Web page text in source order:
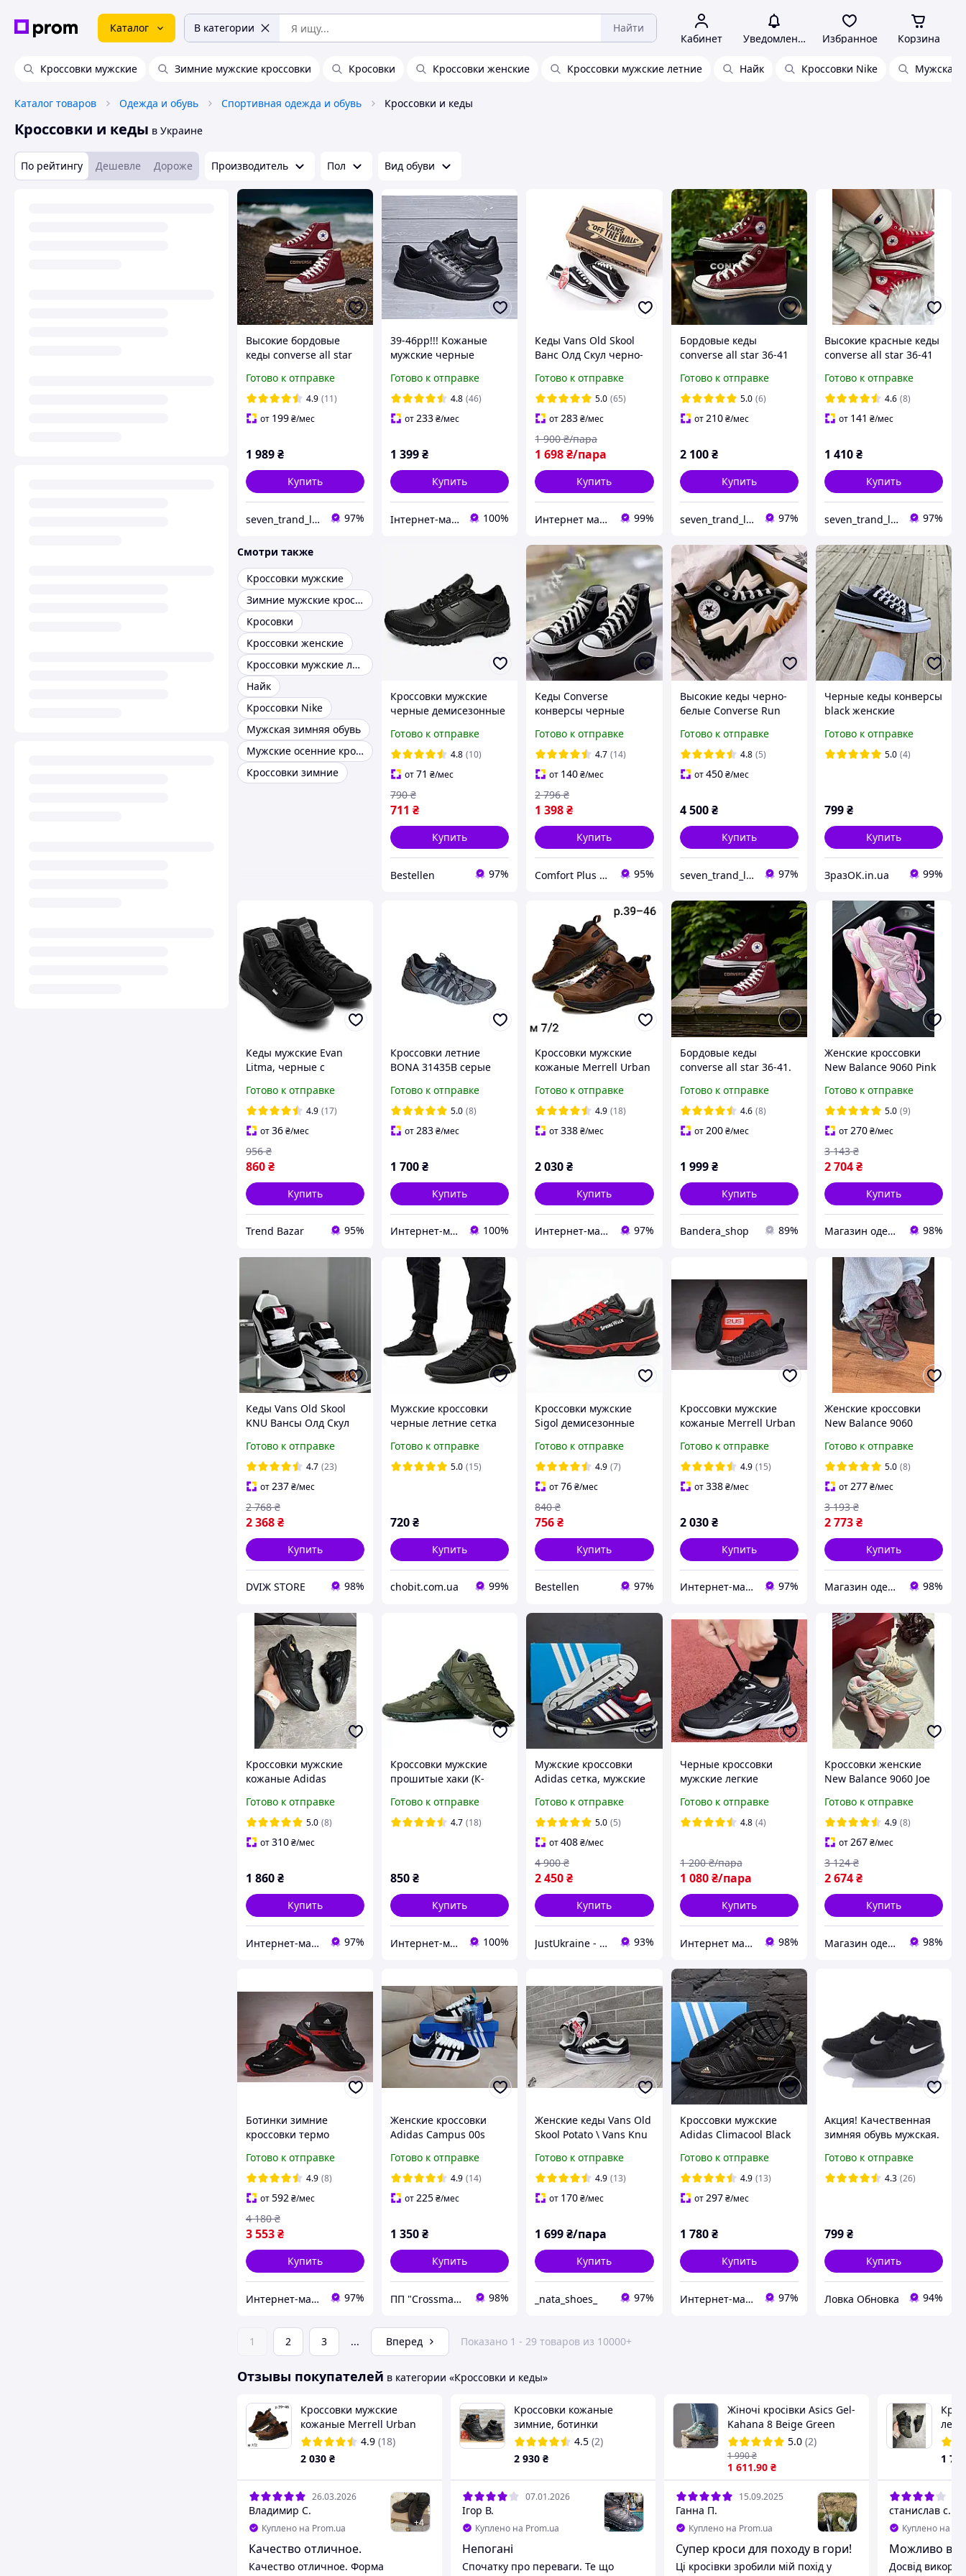
Каталог В категории Найти
Кабинет Уведомления Избранное Корзина
Кроссовки мужские Зимние мужские кроссовки Кросовки Кроссовки женские Кроссовки мужские летние Найк Кроссовки Nike Мужская
Каталог товаров Одежда и обувь Спортивная одежда и обувь Кроссовки и кеды
Кроссовки и кеды в Украине
По рейтингу Дешевле Дороже Производитель Пол Вид обуви
Высокие бордовые
кеды converse all star
Готово к отправке
4.9 (11)
от 199₴/мес
1 989₴
Купить
seven_trand_look 97%
39-46рр!!! Кожаные
мужские черные
кроссовки!!!
Готово к отправке
4.8 (46)
от233₴/мес
1 399₴
Купить
Інтернет-магазин взуття "Мінімалочка" 100%
Кеды Vans Old Skool
Ванс Олд Скул черно-
женские подростковые
Готово к отправке
5.0 (65)
от283₴/мес
1 698₴/пара
1 900 ₴/пара
Купить
Интернет магазин одежды и обуви " Rare " 99%
Бордовые кеды
converse all star 36-41
Высокие кеды
бордовые
Готово к отправке
5.0 (6)
от210 ₴/мес
2 100 ₴
Купить
seven_trand_look 97%
Высокие красные кеды
converse all star 36-41
Готово к отправке
4.6 (8)
от 141 ₴/мес
1 410₴
Купить
seven_trand_look 97%
Смотри также
Кроссовки мужские
Зимние мужские кроссовки
Кросовки
Кроссовки женские
Кроссовки мужские летние
Найк
Кроссовки Nike
Мужская зимняя обувь
Мужские осенние кроссовки
Кроссовки зимние
Кроссовки мужские
черные демисезонные
Готово к отправке
4.8 (10)
от71 ₴/мес
711 ₴
790 ₴
Купить
Bestellen 97%
Кеды Converse
конверсы черные
Converse мужские и
женские черно белые
36-41 размер
Готово к отправке
4.7 (14)
от 140₴/мес
1 398₴
2 796 ₴
Купить
Comfort Plus - Интенет-магазин Термобелья 95%
Высокие кеды черно-
белые Converse Run
унисекс 36-41
Готово к отправке
4.8 (5)
от450 ₴/мес
4 500 ₴
Купить
seven_trand_look 97%
Черные кеды конверсы
black женские
тканевые летние
текстиль
Готово к отправке
5.0 (4)
799₴
Купить
ЗразОК.in.ua 99%
Кеды мужские Evan
Litma, черные с
Готово к отправке
4.9 (17)
от36₴/мес
860₴
956 ₴
Купить
Trend Bazar 95%
Кроссовки летние
BONA 31435B серые
Готово к отправке
5.0 (8)
от283₴/мес
1 700₴
Купить
Интернет-магазин "Престиж" 100%
Кроссовки мужские
кожаные Merrell Urban
Готово к отправке
4.9 (18)
от338₴/мес
2 030₴
Купить
Интернет-магазин «Step Master» 97%
Бордовые кеды
converse all star 36-41.
-100 грн
Готово к отправке
4.6 (8)
от 200 ₴/мес
1 999 ₴
Купить
Bandera_shop 89%
Женские кроссовки
New Balance 9060 Pink
9060 розовые замша с
потертостями для
девушек
Готово к отправке
5.0 (9)
от 270₴/мес
2 704₴
3 143 ₴
Купить
Магазин одежды обуви и топовых товаров 98%
Кеды Vans Old Skool
KNU Вансы Олд Скул
черно-белые замша
демисезон дутые
Готово к отправке
4.7 (23)
от237₴/мес
2 368₴
2 768 ₴
Купить
DVIЖ STORE 98%
Мужские кроссовки
черные летние сетка
Готово к отправке
5.0 (15)
720₴
Купить
chobit.com.ua 99%
Кроссовки мужские
Sigol демиcезонные
Готово к отправке
4.9 (7)
от76₴/мес
756₴
840 ₴
Купить
Bestellen 97%
Кроссовки мужские
кожаные Merrell Urban
Готово к отправке
4.9 (15)
от338 ₴/мес
2 030 ₴
Купить
Интернет-магазин «Step Master» 97%
Женские кроссовки
New Balance 9060
Беланс 9060 трюфель
замша сетка унисекс
Готово к отправке
5.0 (8)
от277₴/мес
2 773₴
3 193 ₴
Купить
Магазин одежды обуви и топовых товаров 98%
Кроссовки мужские
кожаные Adidas
Готово к отправке
5.0 (8)
от310₴/мес
1 860₴
Купить
Интернет-магазин «Step Master» 97%
Кроссовки мужские
прошитые хаки (К-
Готово к отправке
4.7 (18)
850₴
Купить
Интернет-магазин "На складе" 100%
Мужские кроссовки
Adidas сетка, мужские
кроссовки, мужские
повседневные
кроссовки Адидас
Готово к отправке
5.0 (5)
от408₴/мес
2 450₴
4 900 ₴
Купить
JustUkraine - интернет магазин мужской и женской обуви 93%
Черные кроссовки
мужские легкие
мужские кроссовки
осень
Готово к отправке
4.8 (4)
1 080 ₴/пара
1 200 ₴/пара
Купить
Интернет магазин Семицвет 98%
Кроссовки женские
New Balance 9060 Joe
Voices Baby Shower
Blue Нью Баланс 9060
Джо Войс женские
замша
Готово к отправке
4.9 (8)
от267₴/мес
2 674₴
3 124 ₴
Купить
Магазин одежды обуви и топовых товаров 98%
Ботинки зимние
кроссовки термо
Gore-Tex
Готово к отправке
4.9 (8)
от592₴/мес
3 553₴
4 180 ₴
Купить
Интернет-магазин «Step Master» 97%
Женские кроссовки
Adidas Campus 00s
Готово к отправке
4.9 (14)
от225₴/мес
1 350₴
Купить
ПП "Crossmaster" 98%
Женские кеды Vans Old
Skool Potato \ Vans Knu
40
Готово к отправке
4.9 (13)
от 170₴/мес
1 699₴/пара
Купить
_nata_shoes_ 97%
Кроссовки мужские
Adidas Climaсool Black
Готово к отправке
4.9 (13)
от297 ₴/мес
1 780 ₴
Купить
Интернет-магазин «Step Master» 97%
Акция! Качественная
зимняя обувь мужская.
ботинки, кроссовки,
Готово к отправке
4.3 (26)
799₴
Купить
Ловка Обновка 94%
1 2 3 ... Вперед Показано 1 - 29 товаров из 10000+
Отзывы покупателей в категории «Кроссовки и кеды»
Кроссовки мужские
кожаные Merrell Urban
Nubuck Brown
4.9 (18)
2 030 ₴
26.03.2026
Владимир С.
Куплено на Prom.ua +4
Качество отличное.
Качество отличное. Форма
Кроссовки кожаные
зимние, ботинки
спортивные Salomon
Dragon Skin Winter Black
4.5 (2)
2 930 ₴
07.01.2026
Ігор В.
Куплено на Prom.ua +1
Непогані
Спочатку про переваги. Те що
Жіночі кросівки Asics Gel-
Kahana 8 Beige Green
асикс гель кахана
5.0 (2)
1 611.90 ₴
1 990₴
15.09.2025
Ганна П.
Куплено на Prom.ua
Супер кроси для походу в гори!
Ці кросівки зробили мій похід у
1 780
станислав с.
Куплено на
Можливо
Досвід